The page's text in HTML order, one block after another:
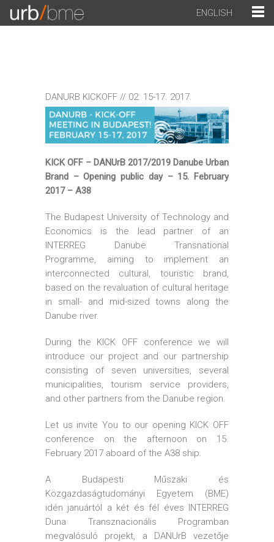
ENGLISH
DANURB KICKOFF // 02. 15-17. 2017.
KICK OFF – DANUrB 2017/2019 Danube Urban
Brand – Opening public day – 15. February
2017 – A38
The Budapest University of Technology and
Economics is the lead partner of an
INTERREG Danube Transnational
Programme, aiming to implement an
interconnected cultural, touristic brand,
based on the revaluation of cultural heritage
in small- and mid-sized towns along the
Danube river.
During the KICK OFF conference we will
introduce our project and our partnership
consisting of seven universities, several
municipalities, tourism service providers,
and other partners from the Danube region.
Let us invite You to our opening KICK OFF
conference on the afternoon on 15.
February 2017 aboard of the A38 ship.
A Budapesti Műszaki és
Közgazdaságtudományi Egyetem (BME)
idén januártól a két és fél éves INTERREG
Duna Transznacionális Programban
megvalósuló projekt, a DANUrB vezetője